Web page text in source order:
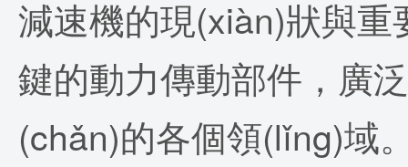
減速機的現(xiàn)狀與
鍵的動力傳動部件，
(chǎn)的各個領(lǐng)域